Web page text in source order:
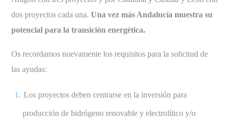
dos proyectos cada una.Una vez más Andalucía muestra su
potencial para la transición energética.
Os recordamos nuevamente los requisitos para la solicitud de
las ayudas:
Los proyectos deben centrarse en la inversión para
producción de hidrógeno renovable y electrolítico y/o